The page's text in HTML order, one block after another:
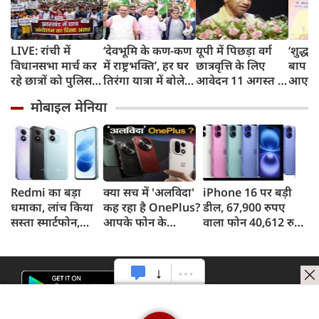
LIVE: रांची में
विधानसभा मार्च कर
रहे छात्रों को पुलिस ने
प्रदर्शनकारी
‘देवभूमि के कण-कण
में राष्ट्रभक्ति’, हर घर
तिरंगा यात्रा में बोले
यूपी में पिछड़ा वर्ग
छात्रवृत्ति के लिए
आवेदन 11 अगस्त से,
तिथि, योगी सरकार में
छात्रों को मिला
मजबूत सहारा
‘शुद्ध
बाप
सांसद
मोबाइल मेनिया
Redmi का बड़ा
धमाका, लांच किया
सस्ता स्मार्टफोन,
क्या सच में 'अलविदा'
कह रहा है OnePlus?
आपके फोन के
iPhone 16 पर बड़ी
डील, 67,900 रुपए
वाला फोन 40,612 रुपए